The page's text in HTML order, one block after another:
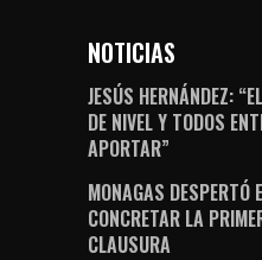
NOTICIAS
JESÚS HERNÁNDEZ:
DE NIVEL Y TODOS
APORTAR”
MONAGAS DESPERTÓ
CONCRETAR LA
CLAUSURA